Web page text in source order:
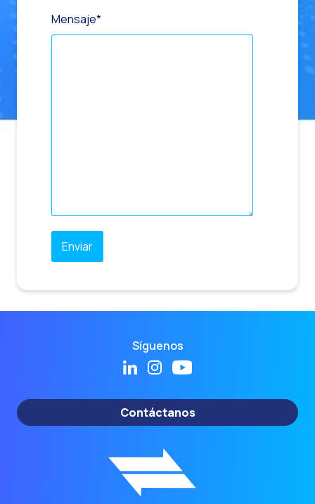
Mensaje*
Síguenos
Contáctanos